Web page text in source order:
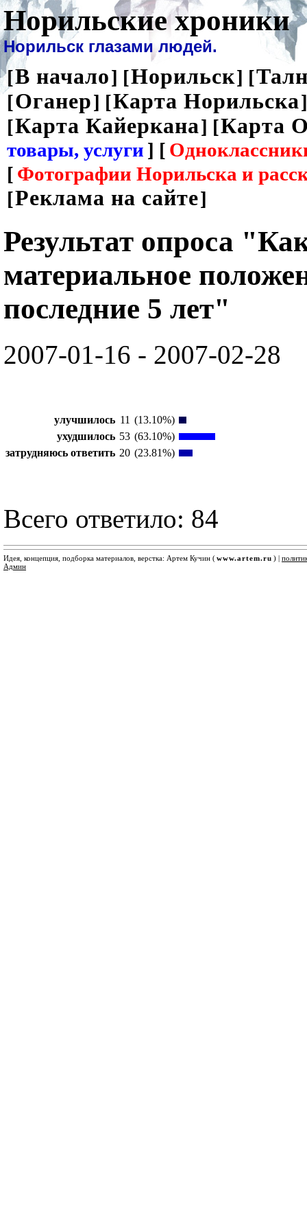
Норильские хроники
Норильск глазами людей.
[В начало] [Норильск] [
[Оганер] [Карта Норильска
[Карта Кайеркана] [Карта
товары, услуги ] [
[ Фотографии Норильска и
[Реклама на сайте]
Результат опроса
материальное
последние 5 лет"
2007-01-16 - 2007-02-28
улучшилось 11 (13.10%)
ухудшилось 53 (63.10%)
затрудняюсь ответить 20 (23.81%)
Всего ответило: 84
Идея, концепция, подборка материалов, верстка: Артем Кучин (www.artem.ru ) |
Админ